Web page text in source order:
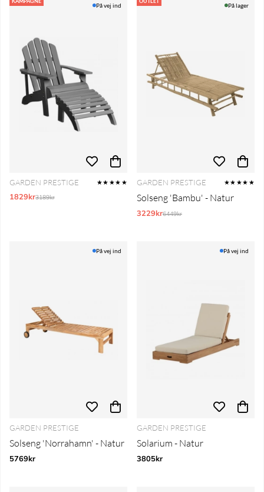
På vej ind
GARDEN PRESTIGE ★★★★★
1829krNormalpris:
3189kr
På lager
GARDEN PRESTIGE ★★★★★
Solseng 'Bambu' - Natur
3229krNormalpris:
6449kr
På vej ind
GARDEN PRESTIGE
Solseng 'Norrahamn' - Natur
5769kr
På vej ind
GARDEN PRESTIGE
Solarium - Natur
3805kr